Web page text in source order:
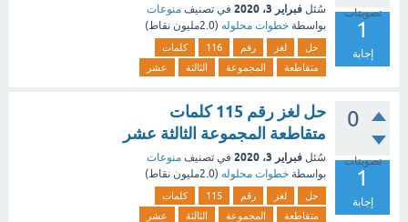
تصويتات
1
إجابة
سُئل فبراير 3، 2020 في تصنيف منوعات
بواسطة خطوات محلوله (2.0مليون نقاط)
حل لغز رقم 116
كلمات
متقاطعة
المجموعة الثالثة عشر
0
تصويتات
1
إجابة
حل لغز رقم 115 كلمات
متقاطعة المجموعة الثالثة عشر
سُئل فبراير 3، 2020 في تصنيف منوعات
بواسطة خطوات محلوله (2.0مليون نقاط)
حل لغز رقم 115
كلمات
متقاطعة
المجموعة الثالثة عشر